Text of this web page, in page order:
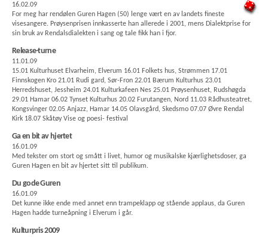
16.02.09
For meg har rendølen Guren Hagen (50) lenge vært en av landets fineste
visesangere. Prøysenprisen innkasserte han allerede i 2001, mens Dialektprise for
sin bruk av Rendalsdialekten i sang og tale fikk han i fjor.
Release-turne
11.01.09
15.01 Kulturhuset Elvarheim, Elverum 16.01 Folkets hus, Strømmen 17.01
Finnskogen Kro 21.01 Rudi gard, Sør-Fron 22.01 Bærum Kulturhus 23.01
Herredshuset, Jessheim 24.01 Kulturkafeen Nes 25.01 Prøysenhuset, Rudshøgda
29.01 Hamar 06.02 Tynset Kulturhus 20.02 Furutangen, Nord 11.03 Rådhusteatret,
Kongsvinger 02.05 Anjazz, Hamar 14.05 Olavsgård, Skedsmo 07.07 Øvre Rendal
Kirk 18.07 Skåtøy Vise og poesi- festival
Ga en bit av hjertet
16.01.09
Med tekster om stort og smått i livet, humor og musikalske kjærlighetsdoser, ga
Guren Hagen en bit av hjertet sitt til publikum.
Du gode Guren
16.01.09
Det kunne ikke ende med annet enn trampeklapp og stående applaus, da Guren
Hagen hadde turneåpning i Elverum i går.
Kulturpris 2009